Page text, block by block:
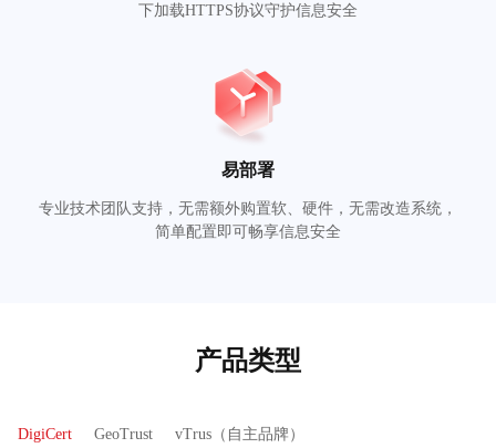
下加载HTTPS协议守护信息安全
易部署
专业技术团队支持，无需额外购置软、硬件，无需改造系统，
简单配置即可畅享信息安全
产品类型
DigiCert GeoTrust vTrus（自主品牌）